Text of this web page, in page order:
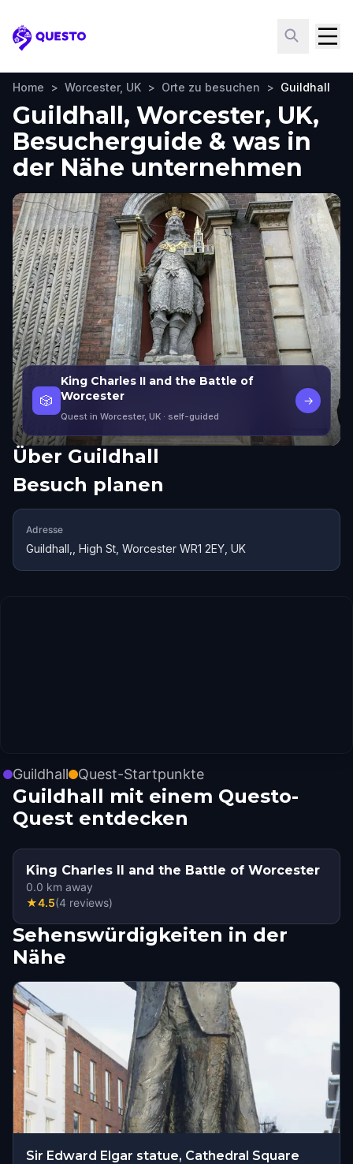
Questo
Home > Worcester, UK > Orte zu besuchen > Guildhall
Guildhall, Worcester, UK,
Besucherguide & was in
der Nähe unternehmen
🎲
King Charles II and the Battle of
Worcester
Quest in Worcester, UK · self-guided
→
Über Guildhall
Besuch planen
Adresse
Guildhall,, High St, Worcester WR1 2EY, UK
Guildhall Quest-Startpunkte
Guildhall mit einem Questo-
Quest entdecken
King Charles II and the Battle of Worcester
0.0 km away
★4.5(4 reviews)
Sehenswürdigkeiten in der
Nähe
Sir Edward Elgar statue, Cathedral Square